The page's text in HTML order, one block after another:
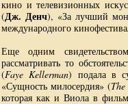
кино и телевизионных
(Дж. Денч), «За лучший
международного
Еще одним
рассматривать то
(Faye Kellerman) подала в
«Сущность милосердия» (
которая как и Виола в